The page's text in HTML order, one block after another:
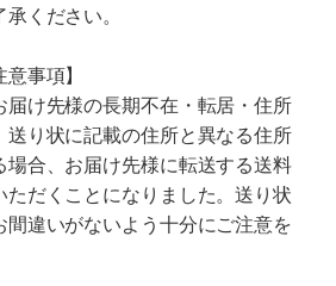
ください。
事項】
届け先様の長期不在・転居・住所
送り状に記載の住所と異なる住所
場合、お届け先様に転送する送料
ただくことになりました。送り状
間違いがないよう十分にご注意を